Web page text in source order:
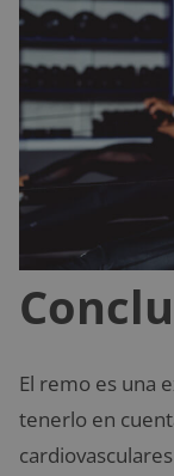
El remo es una
tenerlo en